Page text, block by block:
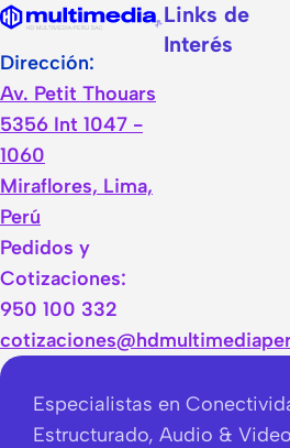
Dirección:
Av. Petit Thouars
5356 Int 1047 -
1060
Miraflores, Lima,
Perú
Pedidos y
Cotizaciones:
950 100 332
Links de
Interés
Especialistas en
Estructurado, Audio &